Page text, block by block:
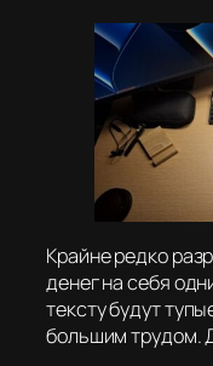
Крайне редко
денег на себя
тексту будут
большим трудом.